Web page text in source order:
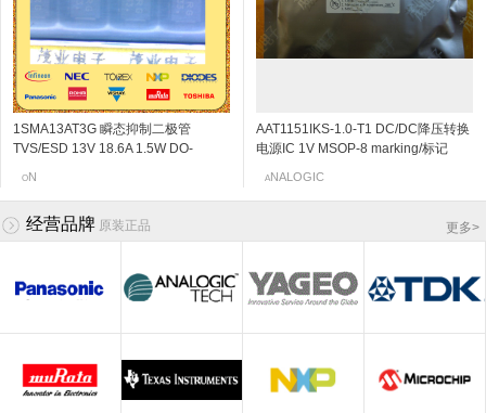
1SMA13AT3G 瞬态抑制二极管
TVS/ESD 13V 18.6A 1.5W DO-
ON
AAT1151IKS-1.0-T1 DC/DC降压转换
电源IC 1V MSOP-8 marking/标记
ANALOGIC
2SC5108-Y NPN三极管 20V 30mA
6Ghz 120~240 SOT-523/SSM
TOSHIBA
2SC4666 NPN三极管 50V
150mA/0.15A 250MHz 600~3600
TOSHIBA
MMBT2222A NPN三极管 40V
600mA/0.6a 300Mhz 30~300
FAIRCHILD
BC848B NPN三极管 30V
100mA/0.1A 300MHz 200~450
INFINEON
2SK3230 N沟道结型场效应管 20v
0.06~0.11mA SOT-523 marking/标记
NEC
2SK198-Q N沟道结型场效应管 30v
2~6mA SOT-23 marking/标记 10Q 低
Panasonic
更多>
经营品牌 原装正品